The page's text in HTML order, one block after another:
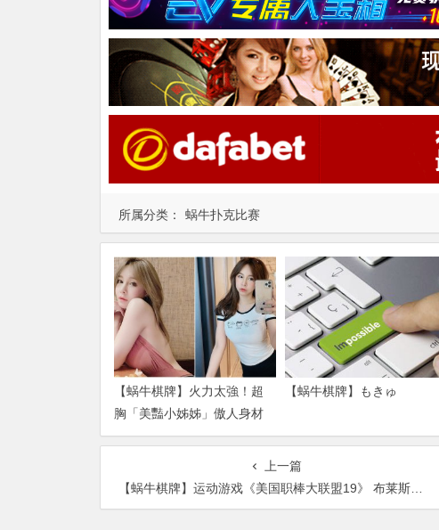
所属分类： 蜗牛扑克比赛
【蜗牛棋牌】火力太強！超
胸「美豔小姊姊」傲人身材
引人遐想 一身兇猛戰袍直接
【蜗牛棋牌】もきゅ
上一篇
【蜗牛棋牌】运动游戏《美国职棒大联盟19》 布莱斯哈珀会遇上神对手克瑞托斯